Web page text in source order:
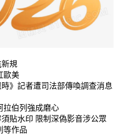
規
歐美
》記者遭司法部傳喚調查消息
拉伯列強成磨心
貼水印 限制深偽影音涉公眾
等作品